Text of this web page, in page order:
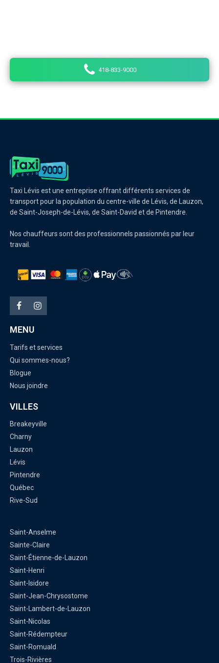
418-833-9000
Taxi Lévis est une entreprise offrant différents services de
transport pour la population du centre-ville de Lévis, de Lauzon,
de Saint-Joseph-de-Lévis, de Saint-David et de Pintendre.
Nos chauffeurs sont des professionnels passionnés par leur
travail.
MENU
Tarifs et services
Qui sommes-nous?
Blogue
Nous joindre
VILLES
Breakeyville
Charny
Lauzon
Lévis
Pintendre
Québec
Rive-Sud
Saint-Anselme
Sainte-Claire
Saint-Étienne-de-Lauzon
Saint-Henri
Saint-Isidore
Saint-Jean-Chrysostome
Saint-Lambert-de-Lauzon
Saint-Nicolas
Saint-Rédempteur
Saint-Romuald
Trois-Rivières